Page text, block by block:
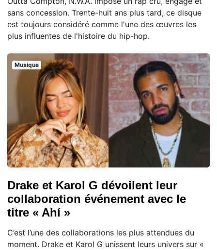
sans concession. Trente-huit ans plus tard, ce disque
est toujours considéré comme l'une des œuvres les
plus influentes de l'histoire du hip-hop.
Musique
Drake et Karol G dévoilent leur
collaboration événement avec le
titre « Ahí »
C’est l’une des collaborations les plus attendues du
moment. Drake et Karol G unissent leurs univers sur «